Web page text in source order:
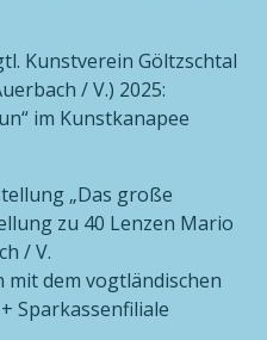
Kunstverein Göltzschtal
/ V.) 2025:
im Kunstkanapee
„Das große
zu 40 Lenzen Mario
/ V.
dem vogtländischen
Sparkassenfiliale